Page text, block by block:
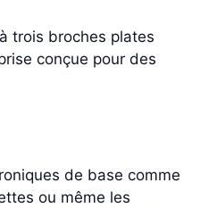
trois broches plates
conçue pour des
de base comme
ou même les